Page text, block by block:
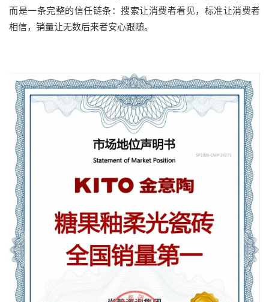
而是一条完整的信任链条：搜索让消费者看见，标准让消费者
相信，销量让无数后来者安心跟随。